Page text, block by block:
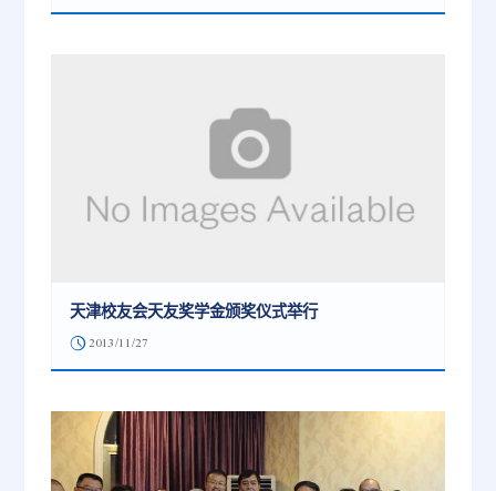
天津校友会天友奖学金颁奖仪式举行
2013/11/27